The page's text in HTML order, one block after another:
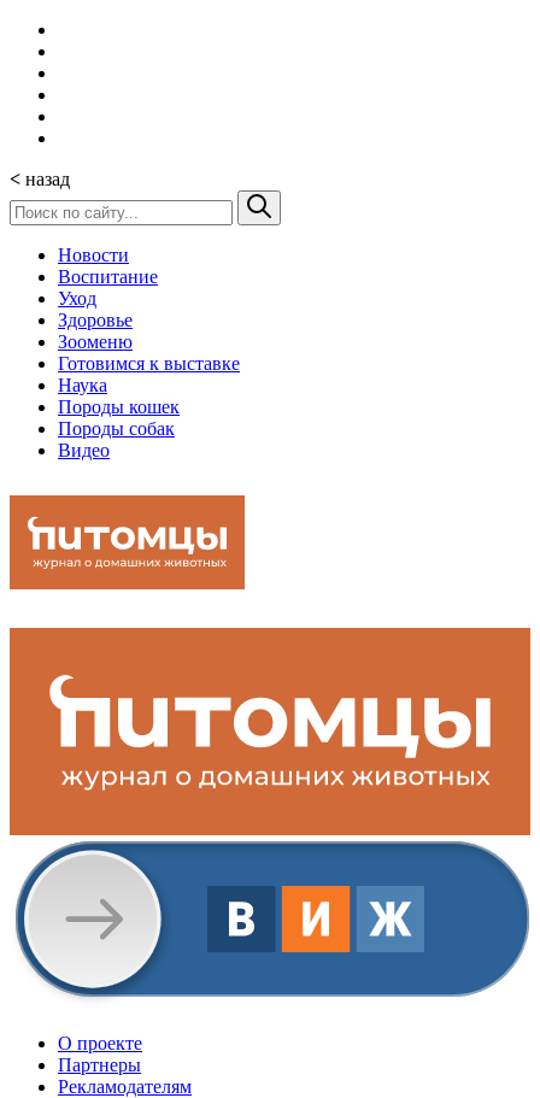
< назад
Новости
Воспитание
Уход
Здоровье
Зооменю
Готовимся к выставке
Наука
Породы кошек
Породы собак
Видео
О проекте
Партнеры
Рекламодателям